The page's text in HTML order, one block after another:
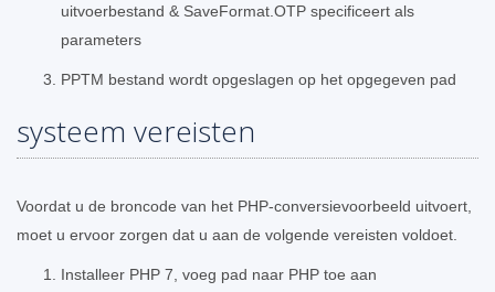
uitvoerbestand & SaveFormat.OTP specificeert als
parameters
PPTM bestand wordt opgeslagen op het opgegeven pad
systeem vereisten
Voordat u de broncode van het PHP-conversievoorbeeld uitvoert,
moet u ervoor zorgen dat u aan de volgende vereisten voldoet.
Installeer PHP 7, voeg pad naar PHP toe aan